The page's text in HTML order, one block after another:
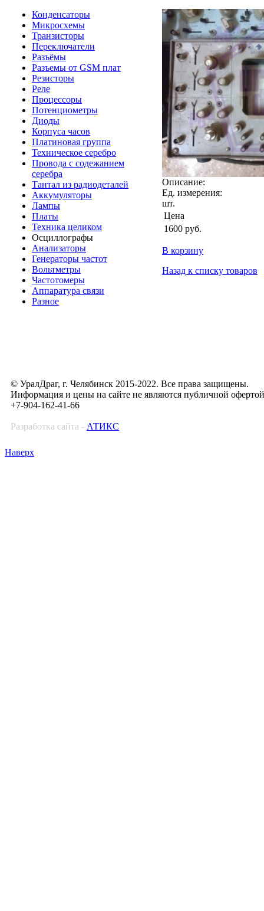
Конденсаторы
Микросхемы
Транзисторы
Переключатели
Разъёмы
Разъемы от GSM плат
Резисторы
Реле
Процессоры
Потенциометры
Диоды
Корпуса часов
Платиновая группа
Техническое серебро
Провода с содежанием
серебра
Тантал из радиодеталей
Аккумуляторы
Лампы
Платы
Техника целиком
Осциллографы
Анализаторы
Генераторы частот
Вольтметры
Частотомеры
Аппаратура связи
Разное
Описание:
Ед. измерения:
шт.
Цена
1600 руб.
В корзину
Назад к списку товаров
© УралДраг, г. Челябинск 2015-2022. Все права защищены.
Информация и цены на сайте не являются публичной офертой
+7-904-162-41-66
Разработка сайта - АТИКС
Наверх